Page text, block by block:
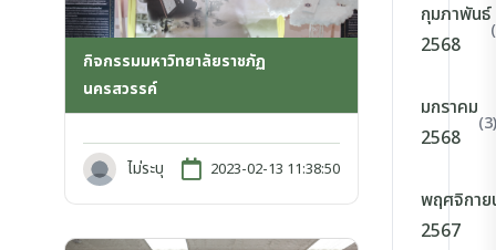
กิจกรรมมหาวิทยาลัยราชภัฏ
นครสวรรค์
ไม่ระบุ 2023-02-13 11:38:50
กุมภาพันธ์
2568
มกราคม
2568
(3)
พฤศจิกาย
2567